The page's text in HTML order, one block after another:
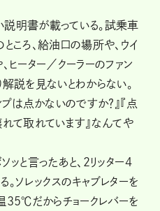
明書が載っている。試乗車
ころ、給油口の場所や、ウイ
ヒーター／クーラーのファン
説を見ないとわからない。
は点かないのですか？』『点
れて取れています』なんてや
ッと言ったあと、2リッター4
ソレックスのキャブレターを
35℃だからチョークレバーを